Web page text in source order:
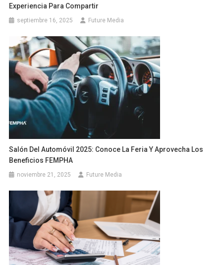
Experiencia Para Compartir
septiembre 16, 2025 Future Media
Salón Del Automóvil 2025: Conoce La Feria Y Aprovecha Los
Beneficios FEMPHA
noviembre 21, 2025 Future Media